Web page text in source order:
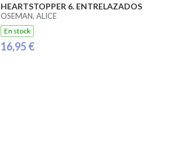
HEARTSTOPPER 6. ENTRELAZADOS
OSEMAN, ALICE
En stock
16,95 €